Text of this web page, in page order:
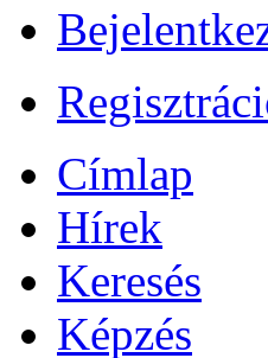
Címlap
Hírek
Keresés
Képzés